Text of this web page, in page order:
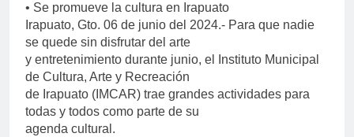
• Se promueve la cultura en Irapuato
Irapuato, Gto. 06 de junio del 2024.- Para que nadie
se quede sin disfrutar del arte
y entretenimiento durante junio, el Instituto Municipal
de Cultura, Arte y Recreación
de Irapuato (IMCAR) trae grandes actividades para
todas y todos como parte de su
agenda cultural.